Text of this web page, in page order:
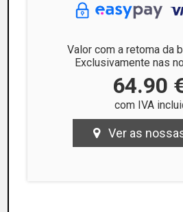
Valor com a retoma da
Exclusivamente nas
64.90
com IVA
Ver as